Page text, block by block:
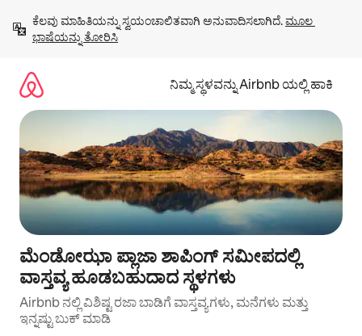
ಹೋಗಿ
ಕೆಲವು ಮಾಹಿತಿಯನ್ನು ಸ್ವಯಂಚಾಲಿತವಾಗಿ ಅನುವಾದಿಸಲಾಗಿದೆ. ಮೂಲ
ಭಾಷೆಯನ್ನು ತೋರಿಸಿ
ನಿಮ್ಮ ಸ್ಥಳವನ್ನು Airbnb ಯಲ್ಲಿ ಹಾಕಿ
ಮೆಂಡೋಝಾ ಪ್ಲಾಜಾ ಶಾಪಿಂಗ್ ಸಮೀಪದಲ್ಲಿ
ವಾಸ್ತವ್ಯ ಹೂಡಬಹುದಾದ ಸ್ಥಳಗಳು
Airbnb ನಲ್ಲಿ ವಿಶಿಷ್ಟ ರಜಾ ಬಾಡಿಗೆ ವಾಸ್ತವ್ಯಗಳು, ಮನೆಗಳು ಮತ್ತು
ಇನ್ನಷ್ಟು ಬುಕ್ ಮಾಡಿ